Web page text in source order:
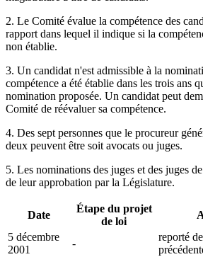
2. Le Comité évalue la compétence des
rapport dans lequel il indique si la
non établie.
3. Un candidat n'est admissible à la
compétence a été établie dans les trois ans
nomination proposée. Un candidat peut
Comité de réévaluer sa compétence.
4. Des sept personnes que le procureur
deux peuvent être soit avocats ou juges.
5. Les nominations des juges et des juges
de leur approbation par la Législature.
Date
Étape du projet
de loi
5 décembre
2001
-
reporté